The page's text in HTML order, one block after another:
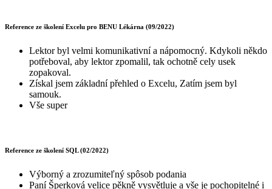
Reference ze školení Excelu pro BENU Lékárna (09/2022)
Lektor byl velmi komunikativní a nápomocný. Kdykoli někdo
potřeboval, aby lektor zpomalil, tak ochotně cely usek
zopakoval.
Získal jsem základní přehled o Excelu, Zatím jsem byl
samouk.
Vše super
Reference ze školení SQL (02/2022)
Výborný a zrozumiteľný spôsob podania
Paní Šperková velice pěkně vysvětluje a vše je pochopitelné i